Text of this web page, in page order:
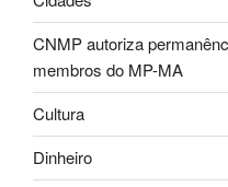
CNMP autoriza
membros do MP-MA
Cultura
Dinheiro